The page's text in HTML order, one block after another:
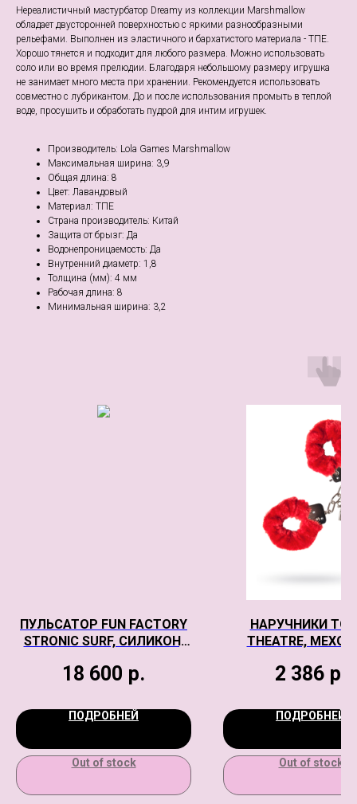
Нереалистичный мастурбатор Dreamy из коллекции Marshmallow
обладает двусторонней поверхностью с яркими разнообразными
рельефами. Выполнен из эластичного и бархатистого материала - ТПЕ.
Хорошо тянется и подходит для любого размера. Можно использовать
соло или во время прелюдии. Благодаря небольшому размеру игрушка
не занимает много места при хранении. Рекомендуется использовать
совместно с лубрикантом. До и после использования промыть в теплой
воде, просушить и обработать пудрой для интим игрушек.
Производитель: Lola Games Marshmallow
Максимальная ширина: 3,9
Общая длина: 8
Цвет: Лавандовый
Материал: ТПЕ
Страна производитель: Китай
Защита от брызг: Да
Водонепроницаемость: Да
Внутренний диаметр: 1,8
Толщина (мм): 4 мм
Рабочая длина: 8
Минимальная ширина: 3,2
ПУЛЬСАТОР FUN FACTORY
STRONIC SURF, СИЛИКОН,
18 600 р.
ПОДРОБНЕЙ
Out of stock
НАРУЧНИКИ
THEATRE,
2 386 р.
ПОДРОБНЕЙ
Out of stock